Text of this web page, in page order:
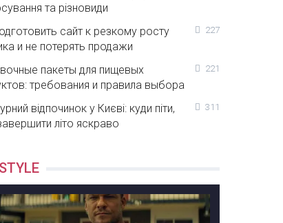
та різновиди
сайт к резкому росту
и не потерять продажи
227
пакеты для пищевых
требования и правила выбора
221
відпочинок у Києві: куди піти,
літо яскраво
311